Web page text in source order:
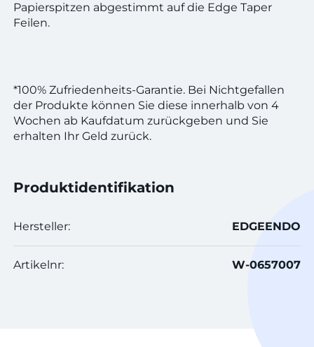
Papierspitzen abgestimmt auf die Edge Taper
Feilen.
*100% Zufriedenheits-Garantie. Bei Nichtgefallen
der Produkte können Sie diese innerhalb von 4
Wochen ab Kaufdatum zurückgeben und Sie
erhalten Ihr Geld zurück.
Produktidentifikation
Hersteller: EDGEENDO
Artikelnr: W-0657007